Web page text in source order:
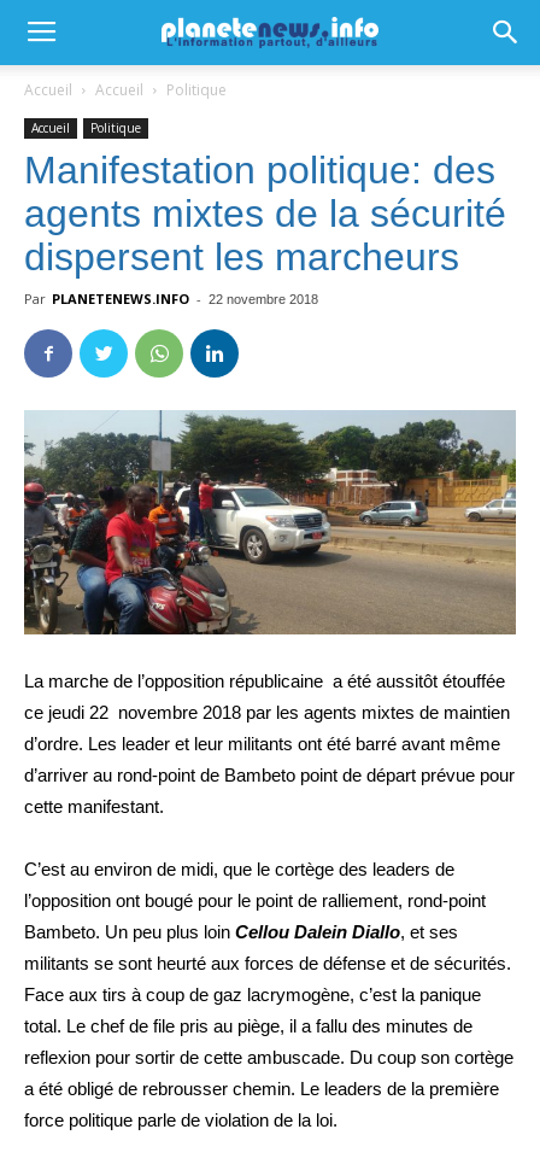
Accueil Accueil Politique
Accueil Politique
Manifestation politique: des
agents mixtes de la sécurité
dispersent les marcheurs
Par PLANETENEWS.INFO - 22 novembre 2018
La marche de l’opposition républicaine a été aussitôt étouffée
ce jeudi 22 novembre 2018 par les agents mixtes de maintien
d’ordre. Les leader et leur militants ont été barré avant même
d’arriver au rond-point de Bambeto point de départ prévue pour
cette manifestant.
C’est au environ de midi, que le cortège des leaders de
l’opposition ont bougé pour le point de ralliement, rond-point
Bambeto. Un peu plus loin Cellou Dalein Diallo, et ses
militants se sont heurté aux forces de défense et de sécurités.
Face aux tirs à coup de gaz lacrymogène, c’est la panique
total. Le chef de file pris au piège, il a fallu des minutes de
reflexion pour sortir de cette ambuscade. Du coup son cortège
a été obligé de rebrousser chemin. Le leaders de la première
force politique parle de violation de la loi.